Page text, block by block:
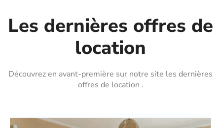
Les dernières offres de
location
Découvrez en avant-première sur notre site les dernières
offres de location .